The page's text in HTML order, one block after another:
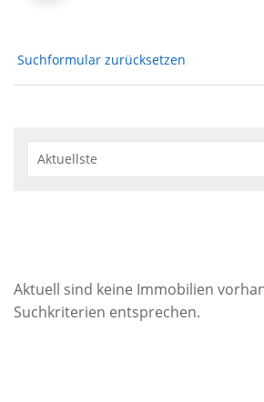
Suchformular zurücksetzen
Aktuell sind keine Immobilien
Suchkriterien entsprechen.